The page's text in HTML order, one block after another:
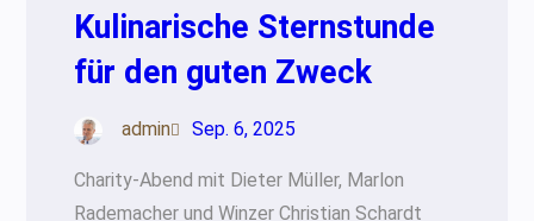
Kulinarische Sternstunde
für den guten Zweck
admin Sep. 6, 2025
Charity-Abend mit Dieter Müller, Marlon
Rademacher und Winzer Christian Schardt